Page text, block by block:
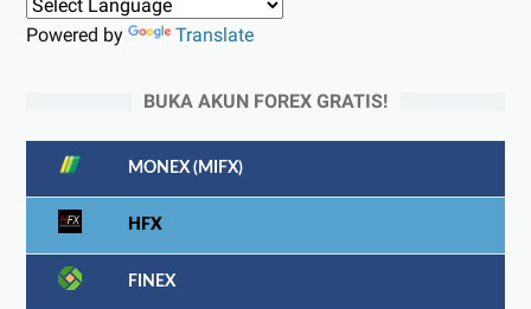
Powered by Translate
BUKA AKUN FOREX GRATIS!
MONEX (MIFX)
HFX
FINEX